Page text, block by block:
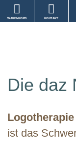
WARENKORB KONTAKT
Die daz
ist das